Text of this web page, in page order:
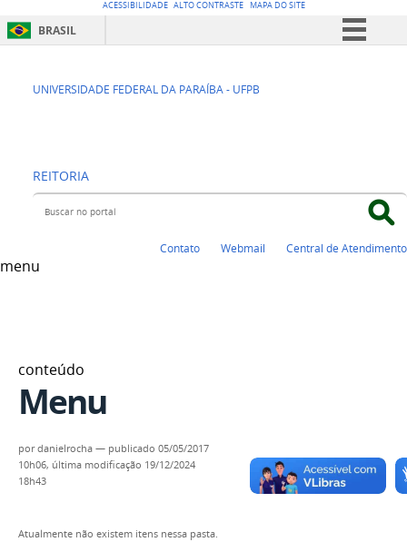
ACESSIBILIDADE ALTO CONTRASTE MAPA DO SITE
BRASIL
Comunica BR
UNIVERSIDADE FEDERAL DA PARAÍBA - UFPB
CENTRO DE
REITORIA
Buscar no portal
Contato Webmail Central de Atendimento
menu
conteúdo
Menu
pordanielrocha — publicado 05/05/2017
10h06, última modificação 19/12/2024
18h43
Atualmente não existem itens nessa pasta.